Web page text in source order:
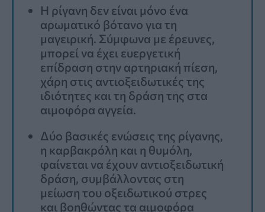
Η ρίγανη δεν είναι μόνο ένα
αρωματικό βότανο για τη
μαγειρική. Σύμφωνα με έρευνες,
μπορεί να έχει ευεργετική
επίδραση στην αρτηριακή πίεση,
χάρη στις αντιοξειδωτικές της
ιδιότητες και τη δράση της στα
αιμοφόρα αγγεία.
Δύο βασικές ενώσεις της ρίγανης,
η καρβακρόλη και η θυμόλη,
φαίνεται να έχουν αντιοξειδωτική
δράση, συμβάλλοντας στη
μείωση του οξειδωτικού στρες
και βοηθώντας τα αιμοφόρα